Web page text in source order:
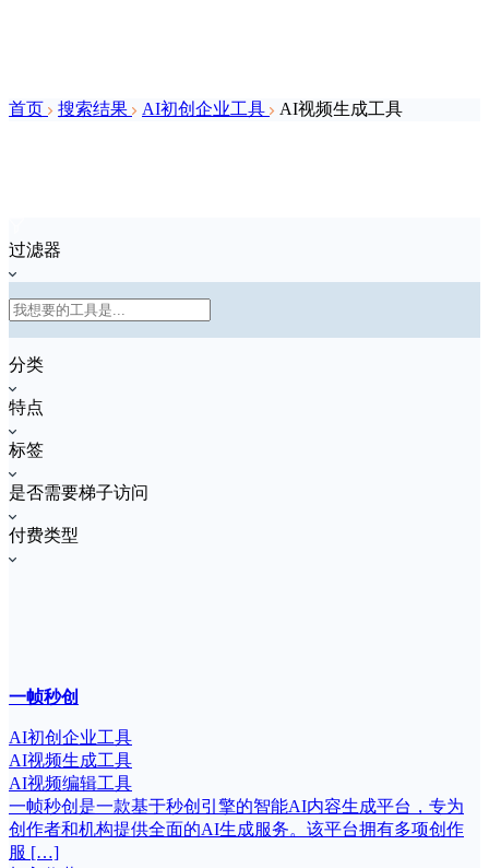
首页 搜索结果 AI初创企业工具 AI视频生成工具
过滤器
分类
特点
标签
是否需要梯子访问
付费类型
一帧秒创
AI初创企业工具
AI视频生成工具
AI视频编辑工具
一帧秒创是一款基于秒创引擎的智能AI内容生成平台，专为
创作者和机构提供全面的AI生成服务。该平台拥有多项创作
服 […]